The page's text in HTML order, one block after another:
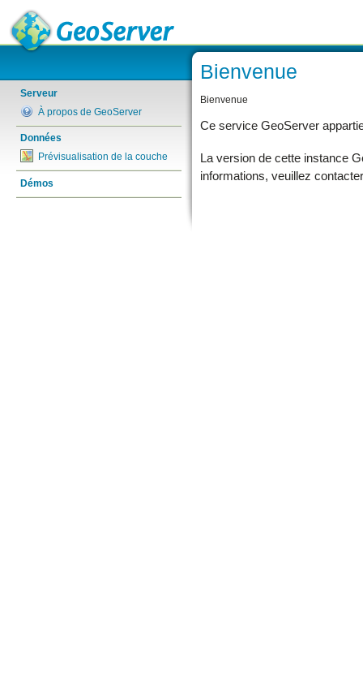
Serveur
À propos de GeoServer
Données
Prévisualisation de la couche
Démos
Bienvenue
Bienvenue
Ce service GeoServer
La version de cette instance
informations, veuillez